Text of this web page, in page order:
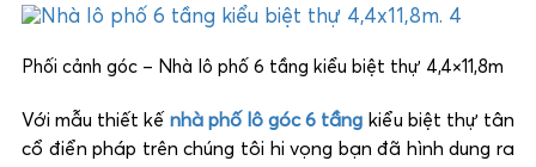
Phối cảnh góc – Nhà lô phố 6 tầng kiểu biệt thự 4,4×11,8m
Với mẫu thiết kế nhà phố lô góc 6 tầng kiểu biệt thự tân
cổ điển pháp trên chúng tôi hi vọng bạn đã hình dung ra